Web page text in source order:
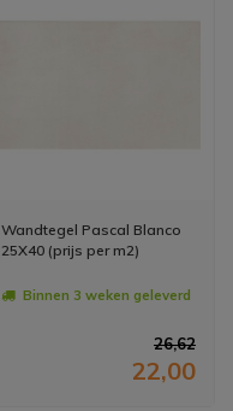
Wandtegel Pascal Blanco
25X40 (prijs per m2)
Binnen 3 weken geleverd
26,62
22,00